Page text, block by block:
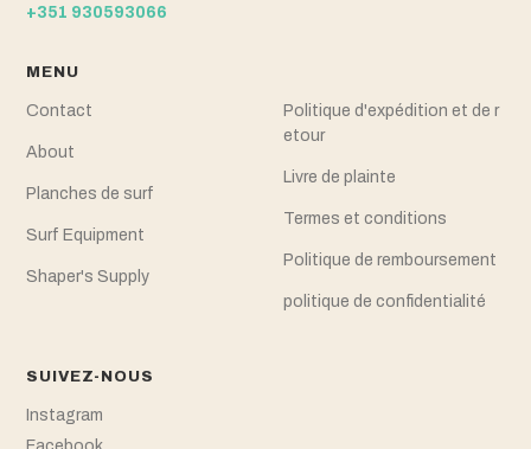
+351 930593066
MENU
Contact
About
Planches de surf
Surf Equipment
Shaper's Supply
Politique d'expédition et de r
etour
Livre de plainte
Termes et conditions
Politique de remboursement
politique de confidentialité
SUIVEZ-NOUS
Instagram